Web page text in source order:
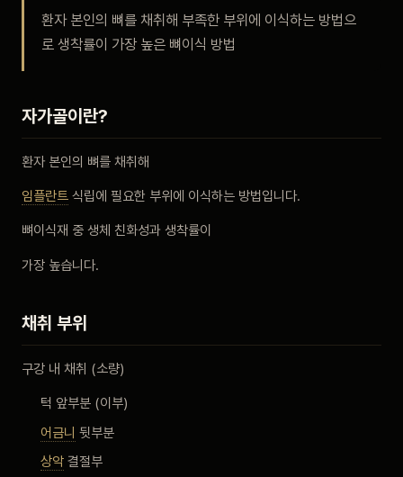
안내
비포 애프터
자주 묻는 질문
회원가입 / 로그인
환자 본인의 뼈를 채취해 부족한 부위에 이식하는 방법으
로 생착률이 가장 높은 뼈이식 방법
자가골이란?
환자 본인의 뼈를 채취해
임플란트 식립에 필요한 부위에 이식하는 방법입니다.
뼈이식재 중 생체 친화성과 생착률이
가장 높습니다.
채취 부위
구강 내 채취 (소량)
턱 앞부분 (이부)
어금니 뒷부분
상악결절부